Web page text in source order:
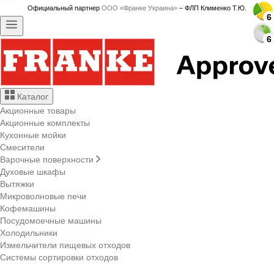
Официальный партнер ООО «Франке Украина» – ФЛП Клименко Т.Ю.
Каталог
Акционные товары
Акционные комплекты
Кухонные мойки
Смесители
Варочные поверхности
Духовые шкафы
Вытяжки
Микроволновые печи
Кофемашины
Посудомоечные машины
Холодильники
Измельчители пищевых отходов
Системы сортировки отходов
6
6
6
6
6
6
6
6
6
6
6
6
6
6
6
6
6
6
6
6
6
6
6
6
6
6
6
6
6
6